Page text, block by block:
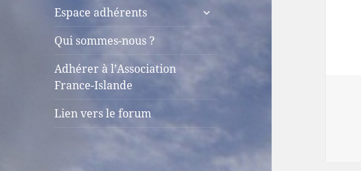
Espace adhérents
ouvrir
menu
Qui sommes-nous ?
Adhérer à l’Association
France-Islande
Lien vers le forum